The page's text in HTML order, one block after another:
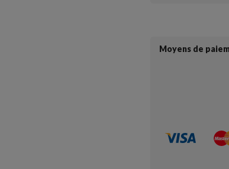
Moyens de